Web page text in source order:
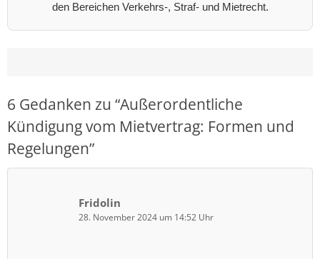
den Bereichen Verkehrs-, Straf- und Mietrecht.
6 Gedanken zu “Außerordentliche
Kündigung vom Mietvertrag: Formen und
Regelungen”
Fridolin
28. November 2024 um 14:52 Uhr